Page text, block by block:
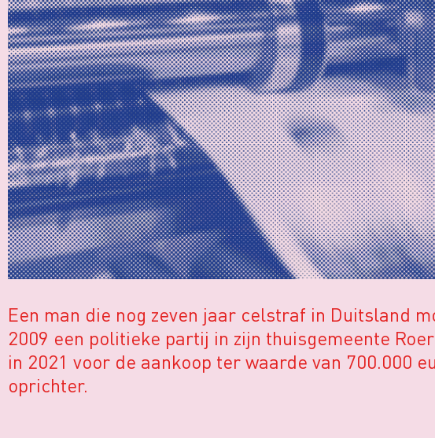
Een man die nog zeven jaar celstraf in Duitsland
2009 een politieke partij in zijn thuisgemeente
in 2021 voor de aankoop ter waarde van 700.000
oprichter.